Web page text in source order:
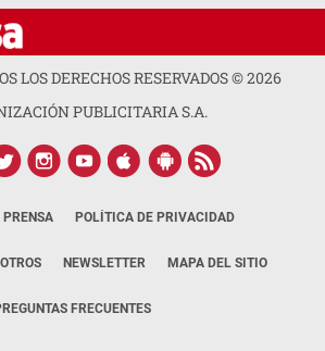
LOS DERECHOS RESERVADOS ©2026
PUBLICITARIA S.A.
POLÍTICA DE PRIVACIDAD
NEWSLETTER MAPA DEL SITIO
FRECUENTES